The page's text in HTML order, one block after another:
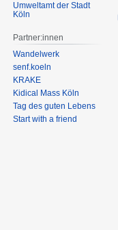
Umweltamt der Stadt
Köln
Partner:innen
Wandelwerk
senf.koeln
KRAKE
Kidical Mass Köln
Tag des guten Lebens
Start with a friend